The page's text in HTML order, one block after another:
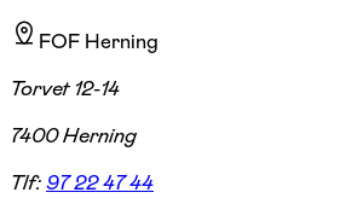
FOF Herning
Torvet 12-14
7400 Herning
Tlf:97 22 47 44